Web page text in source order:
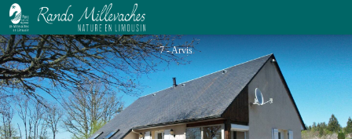
Monsieur Richard ARVIS
7 - Arvis